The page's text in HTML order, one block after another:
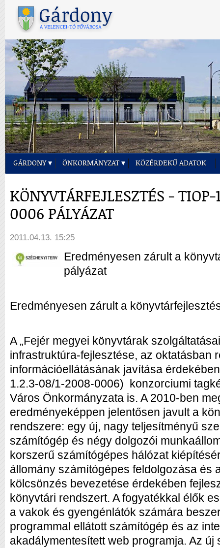
GÁRDONY ÖNKORMÁNYZAT KÖZÉRDEKŰ ADATOK
KÖNYVTÁRFEJLESZTÉS -
0006 PÁLYÁZAT
2011.04.13. 15:25
Eredményesen zárult a
pályázat
Eredményesen zárult a
A „Fejér megyei könyvtárak
infrastruktúra-fejlesztése, az oktatásban
információellátásának javítása
1.2.3-08/1-2008-0006) konzorciumi
Város Önkormányzata is. A 2010-ben
eredményeképpen jelentősen javult a
rendszere: egy új, nagy teljesítményű
számítógép és négy dolgozói
korszerű számítógépes hálózat
állomány számítógépes feldolgozása és
kölcsönzés bevezetése érdekében
könyvtári rendszert. A fogyatékkal élők
a vakok és gyengénlátók számára
programmal ellátott számítógép és az
akadálymentesített web programja. Az új